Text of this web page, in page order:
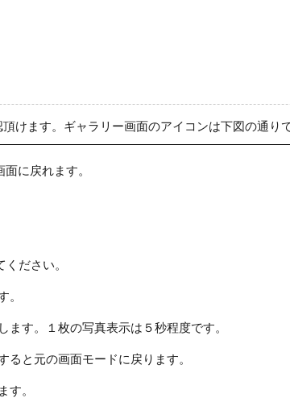
けます。ギャラリー画面のアイコンは下図の通り
に戻れます。
ださい。
。
す。１枚の写真表示は５秒程度です。
と元の画面モードに戻ります。
す。